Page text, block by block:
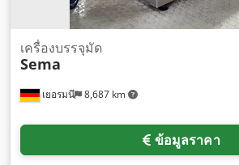
เยอรมนี 8,687 km
เครื่องบรรจุมัด
Sema
ข้อมูลราคา